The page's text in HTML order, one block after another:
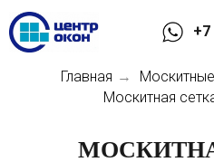
+7
Главная →
Москитная